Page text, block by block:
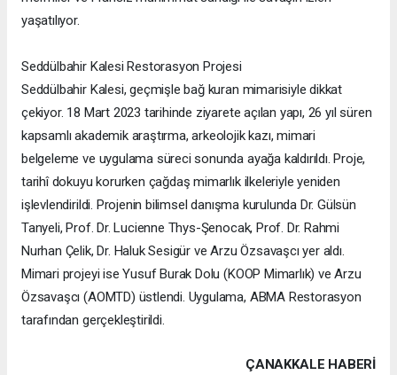
yaşatılıyor.
Seddülbahir Kalesi Restorasyon Projesi
Seddülbahir Kalesi, geçmişle bağ kuran mimarisiyle dikkat
çekiyor. 18 Mart 2023 tarihinde ziyarete açılan yapı, 26 yıl süren
kapsamlı akademik araştırma, arkeolojik kazı, mimari
belgeleme ve uygulama süreci sonunda ayağa kaldırıldı. Proje,
tarihî dokuyu korurken çağdaş mimarlık ilkeleriyle yeniden
işlevlendirildi. Projenin bilimsel danışma kurulunda Dr. Gülsün
Tanyeli, Prof. Dr. Lucienne Thys-Şenocak, Prof. Dr. Rahmi
Nurhan Çelik, Dr. Haluk Sesigür ve Arzu Özsavaşcı yer aldı.
Mimari projeyi ise Yusuf Burak Dolu (KOOP Mimarlık) ve Arzu
Özsavaşcı (AOMTD) üstlendi. Uygulama, ABMA Restorasyon
tarafından gerçekleştirildi.
ÇANAKKALE HABERİ